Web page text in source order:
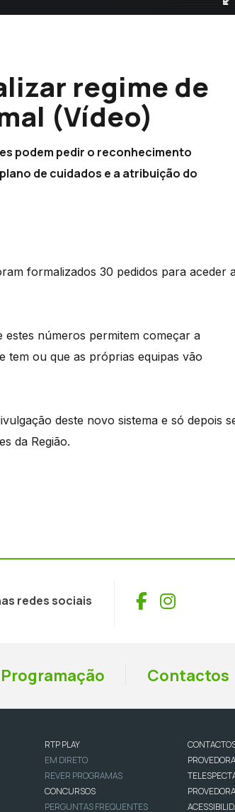
regime de
(Vídeo)
podem pedir o reconhecimento
de cuidados e a atribuição do
formalizados 30 pedidos para aceder
estes números permitem começar a
tem ou que as próprias equipas vão
deste novo sistema e só depois
da Região.
redes sociais Facebook
Programação Contactos
RTP PLAY
EM DIRETO
REVER PROGRAMAS
CONCURSOS
PERGUNTAS FREQUENTES